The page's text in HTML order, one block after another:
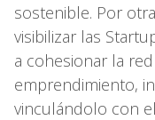
sostenible. Por
visibilizar las
a cohesionar la
emprendimiento,
vinculándolo con